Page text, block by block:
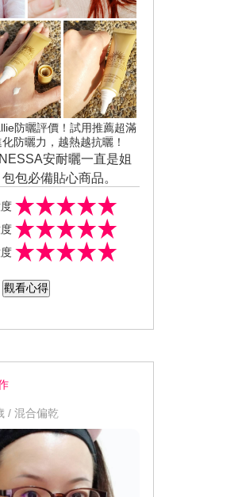
防曬評價！試用推薦超滿
防曬力，越熱越抗曬！
安耐曬一直是姐
包必備貼心商品。
安耐曬 金鑽高效防曬
PA++++
乳膏狀，延展性佳好
無粉感水潤透亮潤色
化暈開，用肥皂或洗
充塗抹，一瓶安耐曬讓
觀看心得
/ 混合偏乾